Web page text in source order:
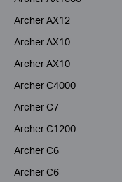
Archer AX12
Archer AX10
Archer AX10
Archer C4000
Archer C7
Archer C1200
Archer C6
Archer C6